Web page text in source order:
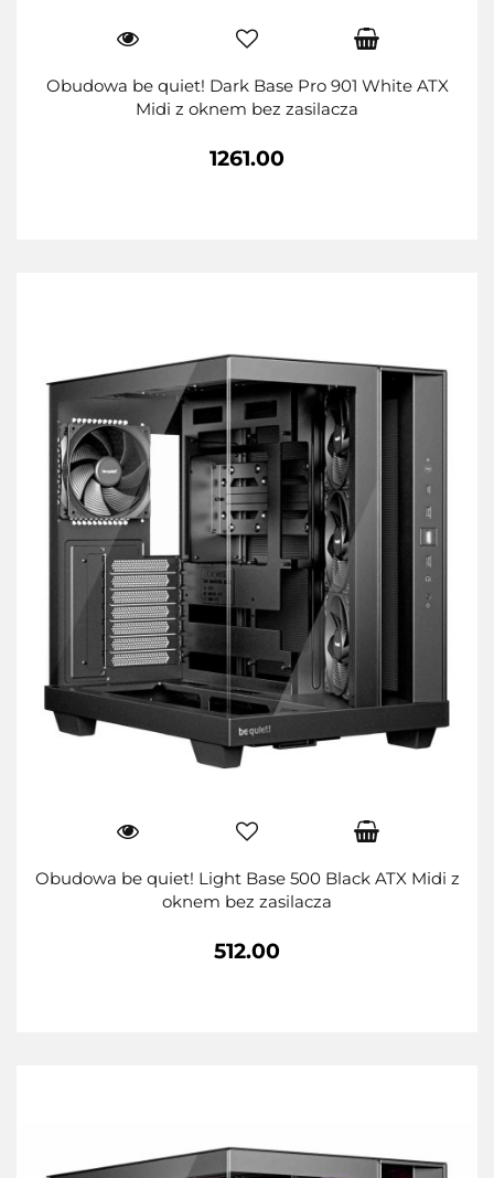
Obudowa be quiet! Dark Base Pro 901 White ATX
Midi z oknem bez zasilacza
1261.00
Obudowa be quiet! Light Base 500 Black ATX Midi z
oknem bez zasilacza
512.00